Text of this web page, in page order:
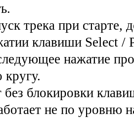
трека при
клавиши Select /
нажатие
кругу.
без блокировки
не по уровню